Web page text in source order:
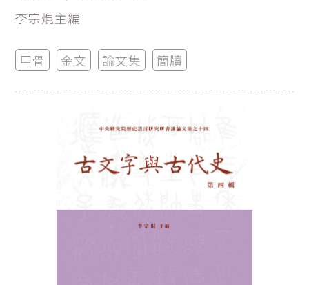
李宗焜主編
甲骨 金文 論文集 簡牘